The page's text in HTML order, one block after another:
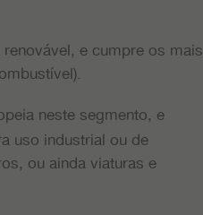
e cumpre os mais
neste segmento, e
uso industrial ou de
ou ainda viaturas e